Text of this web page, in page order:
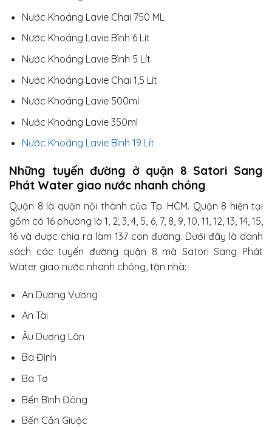
Nước Khoáng Lavie Chai 750 ML
Nước Khoáng Lavie Bình 6 Lít
Nước Khoáng Lavie Bình 5 Lít
Nước Khoáng Lavie Chai 1,5 Lít
Nước Khoáng Lavie 500ml
Nước Khoáng Lavie 350ml
Nước Khoáng Lavie Bình 19 Lít
Những tuyến đường ở quận 8 Satori Sang
Phát Water giao nước nhanh chóng
Quận 8 là quận nội thành của Tp. HCM. Quận 8 hiện tại
gồm có 16 phường là 1, 2, 3, 4, 5, 6, 7, 8, 9, 10, 11, 12, 13, 14, 15,
16 và được chia ra làm 137 con đường. Dưới đây là danh
sách các tuyến đường quận 8 mà Satori Sang Phát
Water giao nước nhanh chóng, tận nhà:
An Dương Vương
An Tài
Âu Dương Lân
Ba Đình
Ba Tơ
Bến Bình Đông
Bến Cần Giuộc